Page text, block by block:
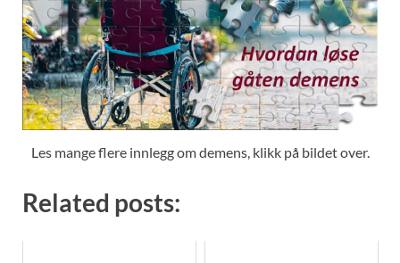
Les mange flere innlegg om demens, klikk på bildet over.
Related posts: